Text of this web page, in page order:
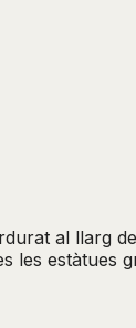
al
estàtues